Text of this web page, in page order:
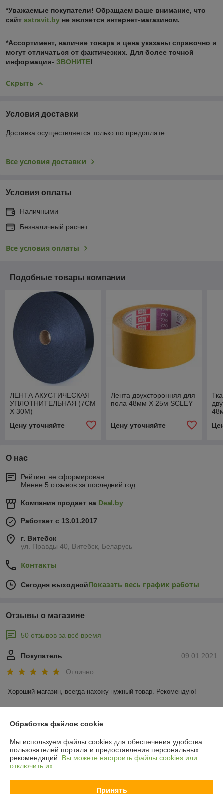
*Уважаемые покупатели! Обращаем ваше внимание, что
сайт astravit.by не является интернет-магазином.
*Ассортимент, наличие товара и цена указаны справочно и
могут отличаться от фактических. Для более точной
информации- ЗВОНИТЕ!
Скрыть
Условия доставки
Доставка осуществляется только по предоплате.
Все условия доставки
Условия оплаты
Наличными
Безналичный расчет
Все условия оплаты
Подобные товары компании
ЛЕНТА АКУСТИЧЕСКАЯ
УПЛОТНИТЕЛЬНАЯ (7СМ
Х 30М)
Цену уточняйте
Лента двухсторонняя для
пола 48мм Х 25м SCLEY
Цену уточняйте
О нас
Рейтинг не сформирован
Менее 5 отзывов за последний год
Компания продает на Deal.by
Работает с 13.01.2017
г. Витебск
ул. Правды 40, Витебск, Беларусь
Контакты
Сегодня выходнойПоказать весь график работы
Отзывы о магазине
50 отзывов за всё время
09.01.2021
Покупатель
Отлично
Хороший магазин, всегда нахожу нужный товар. Рекомендую!
Спасибо за рекомендацию краски Амфиболин от капарол. Она
хорошо наносится, создает прочное покрытие. Хорошо смывается
Показать все отзывы
Обработка файлов cookie
Мы используем файлы cookies для обеспечения удобства
пользователей портала и предоставления персональных
рекомендаций. Вы можете настроить файлы cookies или
отключить их.
Принять